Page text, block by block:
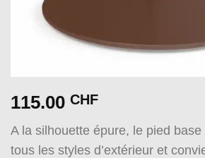
115.00 CHF
A la silhouette épure, le pied
tous les styles d’extérieur et